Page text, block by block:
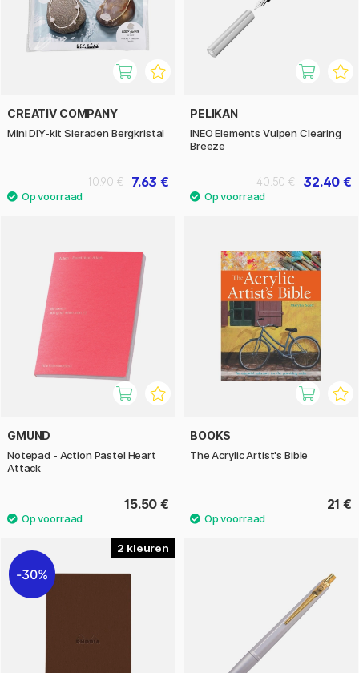
CREATIV COMPANY
Mini DIY-kit Sieraden Bergkristal
7.63 €
10.90 €
PELIKAN
INEO Elements Vulpen Clearing
Breeze
32.40 €
40.50 €
GMUND
Notepad - Action Pastel Heart
Attack
15.50 €
BOOKS
The Acrylic Artist's Bible
21 €
2
30%